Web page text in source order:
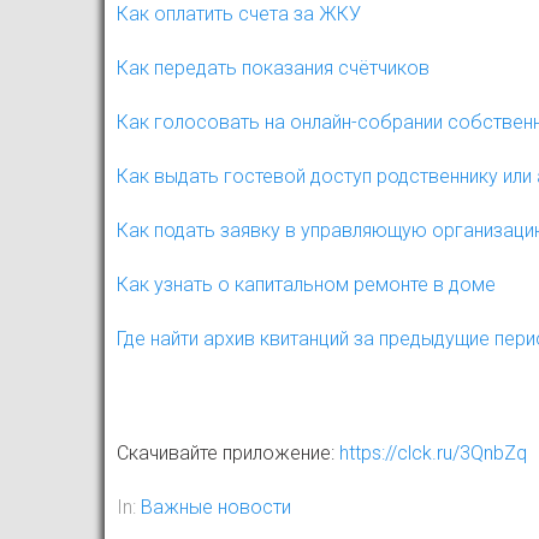
Как оплатить счета за ЖКУ
Как передать показания счётчиков
Как голосовать на онлайн-собрании
Как выдать гостевой доступ родственнику
Как подать заявку в управляющую
Как узнать о капитальном ремонте в доме
Где найти архив квитанций за предыдущие
Скачивайте приложение: https://clck.ru/3QnbZq
In: Важные новости